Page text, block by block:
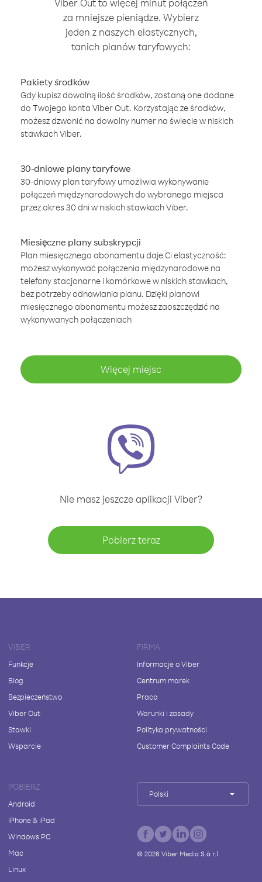
Viber Out to więcej minut połączeń
za mniejsze pieniądze. Wybierz
jeden z naszych elastycznych,
tanich planów taryfowych:
Pakiety środków
Gdy kupisz dowolną ilość środków, zostaną one dodane
do Twojego konta Viber Out. Korzystając ze środków,
możesz dzwonić na dowolny numer na świecie w niskich
stawkach Viber.
30-dniowe plany taryfowe
30-dniowy plan taryfowy umożliwia wykonywanie
połączeń międzynarodowych do wybranego miejsca
przez okres 30 dni w niskich stawkach Viber.
Miesięczne plany subskrypcji
Plan miesięcznego abonamentu daje Ci elastyczność:
możesz wykonywać połączenia międzynarodowe na
telefony stacjonarne i komórkowe w niskich stawkach,
bez potrzeby odnawiania planu. Dzięki planowi
miesięcznego abonamentu możesz zaoszczędzić na
wykonywanych połączeniach
Więcej miejsc
Nie masz jeszcze aplikacji Viber?
Pobierz teraz
VIBER
Funkcje
Blog
Bezpieczeństwo
Viber Out
Stawki
Wsparcie
FIRMA
Informacje o Viber
Centrum marek
Praca
Warunki i zasady
Polityka prywatności
Customer Complaints Code
POBIERZ
Android
iPhone & iPad
Windows PC
Mac
Linux
Polski
© 2026Viber Media S.à r.l.